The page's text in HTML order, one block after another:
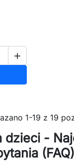

1-19 z 19
dzieci -
(FAQ)